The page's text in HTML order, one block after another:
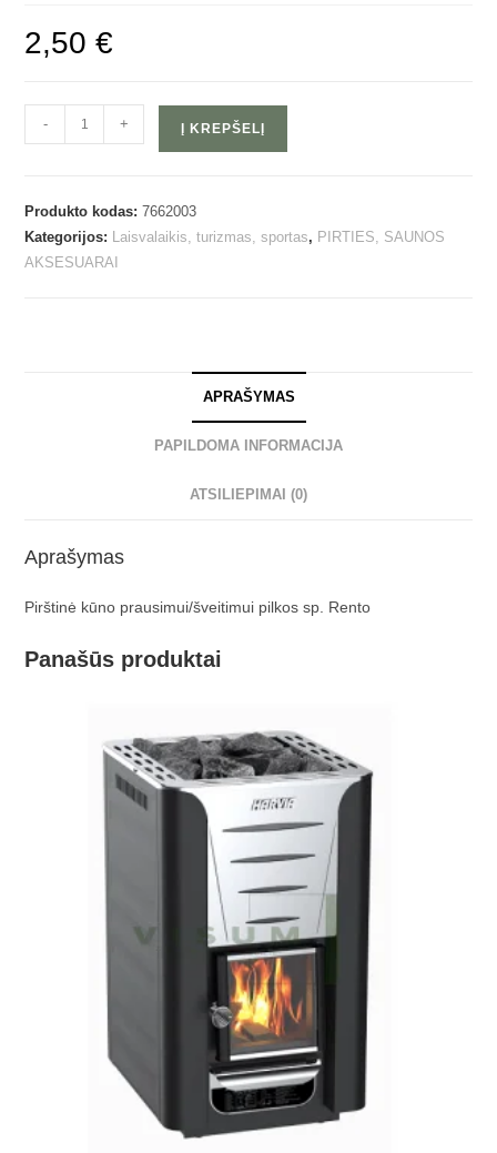
2,50€
- + Į KREPŠELĮ
Produkto kodas:7662003
Kategorijos: Laisvalaikis, turizmas, sportas, PIRTIES, SAUNOS
AKSESUARAI
APRAŠYMAS
PAPILDOMA INFORMACIJA
ATSILIEPIMAI (0)
Aprašymas
Pirštinė kūno prausimui/šveitimui pilkos sp. Rento
Panašūs produktai